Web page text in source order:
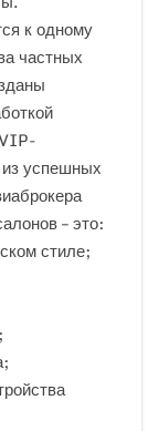
к одному
частных
успешных
– это:
стиле;